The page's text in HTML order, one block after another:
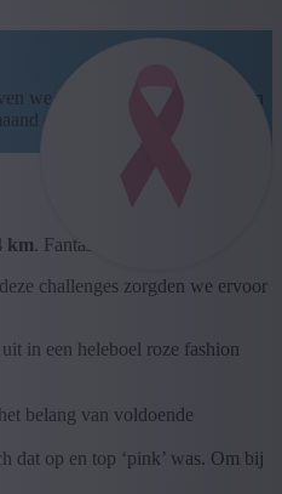
we onze eigen gezondheid een
extra zichtbaar voor anderen
km. Fantastisch!
challenges zorgden we ervoor
in een heleboel roze fashion
belang van voldoende
dat op en top ‘pink’ was. Om bij